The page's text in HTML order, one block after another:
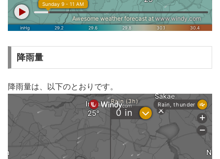
降雨量
降雨量は、以下のとおりです。